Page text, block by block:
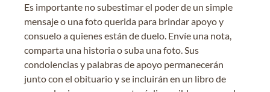
Es importante no subestimar el poder de un simple
mensaje o una foto querida para brindar apoyo y
consuelo a quienes están de duelo. Envíe una nota,
comparta una historia o suba una foto. Sus
condolencias y palabras de apoyo permanecerán
junto con el obituario y se incluirán en un libro de